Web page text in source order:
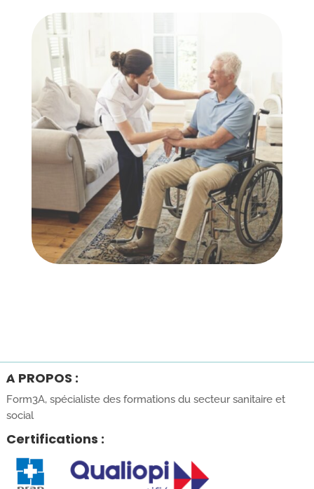
À PROPOS :
Form3A, spécialiste des formations du secteur sanitaire et
social
Certifications :